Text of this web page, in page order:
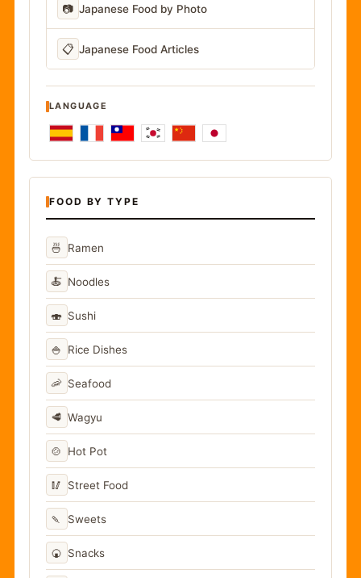
📷 Japanese Food by Photo
📋 Japanese Food Articles
LANGUAGE
FOOD BY TYPE
🍜 Ramen
🍝 Noodles
🍣 Sushi
🍚 Rice Dishes
🦐 Seafood
🥩 Wagyu
🍲 Hot Pot
🥢 Street Food
🍡 Sweets
🍘 Snacks